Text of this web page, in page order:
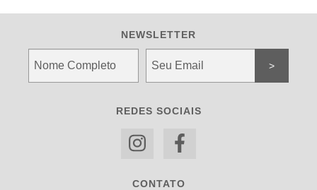
NEWSLETTER
REDES SOCIAIS
CONTATO